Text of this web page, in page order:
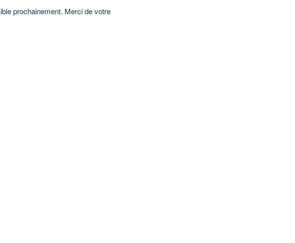
prochainement. Merci de votre